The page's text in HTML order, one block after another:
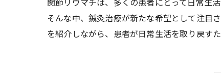
そんな中、鍼灸治療が新たな希望として注目
を紹介しながら、患者が日常生活を取り戻す